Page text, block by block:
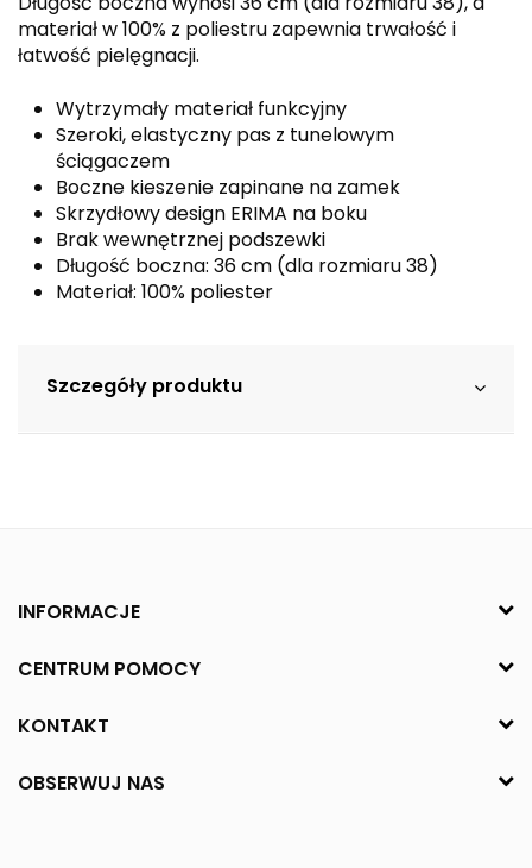
materiał w 100% z poliestru zapewnia trwałość i
łatwość pielęgnacji.
Wytrzymały materiał funkcyjny
Szeroki, elastyczny pas z tunelowym
ściągaczem
Boczne kieszenie zapinane na zamek
Skrzydłowy design ERIMA na boku
Brak wewnętrznej podszewki
Długość boczna: 36 cm (dla rozmiaru 38)
Materiał: 100% poliester
Szczegóły produktu
INFORMACJE
CENTRUM POMOCY
KONTAKT
OBSERWUJ NAS